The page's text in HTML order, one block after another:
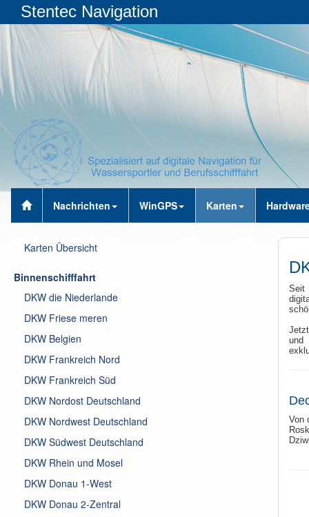
Stentec Navigation
Nachrichten WinGPS Karten
Seit
und
Von
Karten Übersicht
Binnenschifffahrt
DKW die Niederlande
DKW Friese meren
DKW Belgien
DKW Frankreich Nord
DKW Frankreich Süd
DKW Nordost Deutschland
DKW Nordwest Deutschland
DKW Südwest Deutschland
DKW Rhein und Mosel
DKW Donau 1-West
DKW Donau 2-Zentral